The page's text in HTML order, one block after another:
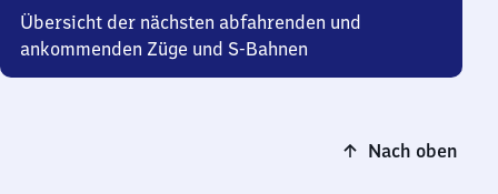
Übersicht der nächsten abfahrenden und
ankommenden Züge und S-Bahnen
Nach oben